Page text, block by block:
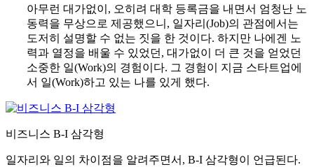
아무런 대가없이, 오히려 대학 등록금을 내면서 엄청난 노
동력을 무상으로 제공했으니, 일자리(Job)의 관점에서는
도저히 설명할 수 없는 짓을 한 것이다. 하지만 나에겐 노
력과 열정을 배울 수 있었던, 대가없이 더 큰 것을 얻었던
소중한 일(Work)의 경험이다. 그 경험이 지금 스타트업에
서 일(Work)하고 있는 나를 있게 했다.
비즈니스 B-I 삼각형
일자리와 일의 차이점을 알려주면서, B-I 삼각형이 언급된다.